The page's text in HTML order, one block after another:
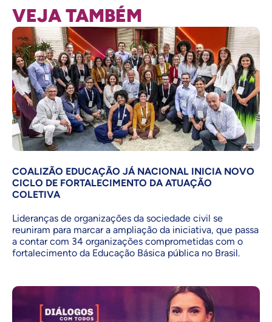
VEJA TAMBÉM
COALIZÃO EDUCAÇÃO JÁ NACIONAL INICIA NOVO
CICLO DE FORTALECIMENTO DA ATUAÇÃO
COLETIVA
Lideranças de organizações da sociedade civil se
reuniram para marcar a ampliação da iniciativa, que passa
a contar com 34 organizações comprometidas com o
fortalecimento da Educação Básica pública no Brasil.